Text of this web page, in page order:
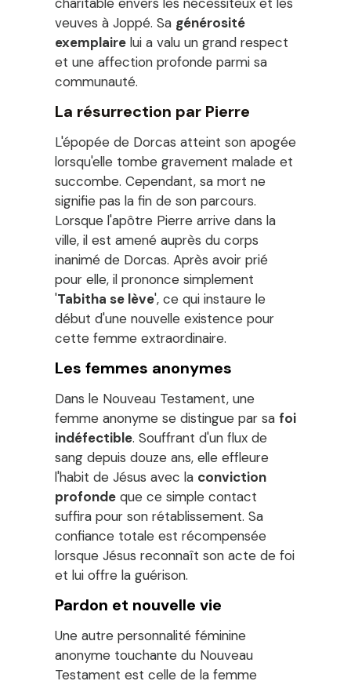
veuves à Joppé. Sa générosité
exemplaire lui a valu un grand respect
et une affection profonde parmi sa
communauté.
La résurrection par Pierre
L'épopée de Dorcas atteint son apogée
lorsqu'elle tombe gravement malade et
succombe. Cependant, sa mort ne
signifie pas la fin de son parcours.
Lorsque l'apôtre Pierre arrive dans la
ville, il est amené auprès du corps
inanimé de Dorcas. Après avoir prié
pour elle, il prononce simplement
'Tabitha se lève', ce qui instaure le
début d'une nouvelle existence pour
cette femme extraordinaire.
Les femmes anonymes
Dans le Nouveau Testament, une
femme anonyme se distingue par sa foi
indéfectible. Souffrant d'un flux de
sang depuis douze ans, elle effleure
l'habit de Jésus avec la conviction
profonde que ce simple contact
suffira pour son rétablissement. Sa
confiance totale est récompensée
lorsque Jésus reconnaît son acte de foi
et lui offre la guérison.
Pardon et nouvelle vie
Une autre personnalité féminine
anonyme touchante du Nouveau
Testament est celle de la femme